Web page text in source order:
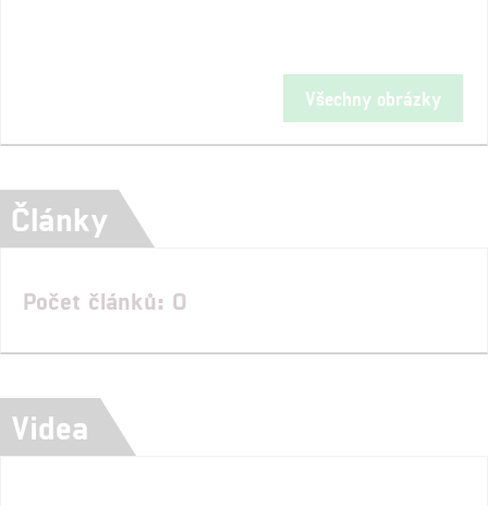
Všechny obrázky
Články
Počet článků: 0
Videa